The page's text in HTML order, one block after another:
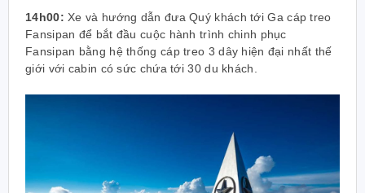
14h00: Xe và hướng dẫn đưa Quý khách tới Ga cáp treo
Fansipan để bắt đầu cuộc hành trình chinh phục
Fansipan bằng hệ thống cáp treo 3 dây hiện đại nhất thế
giới với cabin có sức chứa tới 30 du khách.